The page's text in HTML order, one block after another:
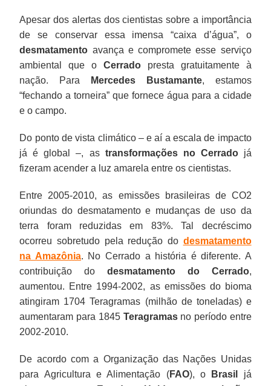
Apesar dos alertas dos cientistas sobre a importância
de se conservar essa imensa “caixa d’água”, o
desmatamento avança e compromete esse serviço
ambiental que o Cerrado presta gratuitamente à
nação. Para
Mercedes Bustamante, estamos
“fechando a torneira” que fornece água para a cidade
e o campo.
Do ponto de vista climático – e aí a escala de impacto
já é global –, as transformações no Cerradojá
fizeram acender a luz amarela entre os cientistas.
Entre 2005-2010, as emissões brasileiras de CO2
oriundas do desmatamento e mudanças de uso da
terra foram reduzidas em 83%. Tal decréscimo
ocorreu sobretudo pela redução do desmatamento
na Amazônia. No Cerrado a história é diferente. A
contribuição do desmatamento do Cerrado,
aumentou. Entre 1994-2002, as emissões do bioma
atingiram 1704 Teragramas (milhão de toneladas) e
aumentaram para 1845 Teragramasno período entre
2002-2010.
De acordo com a Organização das Nações Unidas
para Agricultura e Alimentação (FAO), o Brasil
já